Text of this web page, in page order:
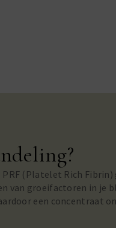
(Platelet Rich
van groeifactoren in je
een concentraat